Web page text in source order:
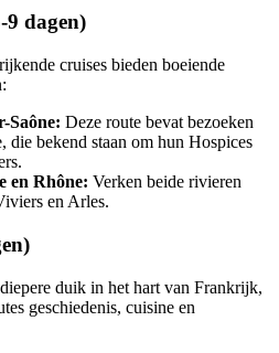
9 dagen)
cruises bieden boeiende
Saône: Deze route bevat bezoeken
die bekend staan om hun Hospices
en Rhône: Verken beide rivieren
en Arles.
duik in het hart van Frankrijk,
geschiedenis, cuisine en